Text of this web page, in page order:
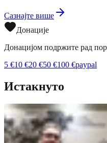
Сазнајте више
Донације
Донацијом подржите рад
5 €10 €20 €50 €100 €paypal
Истакнуто